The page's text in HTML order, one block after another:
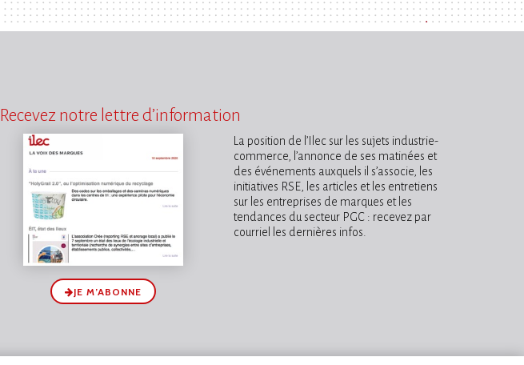
Recevez notre lettre d’information
JE M’ABONNE
La position de l’Ilec sur les sujets industrie-
commerce, l’annonce de ses matinées et
des événements auxquels il s’associe, les
initiatives RSE, les articles et les entretiens
sur les entreprises de marques et les
tendances du secteur PGC : recevez par
courriel les dernières infos.